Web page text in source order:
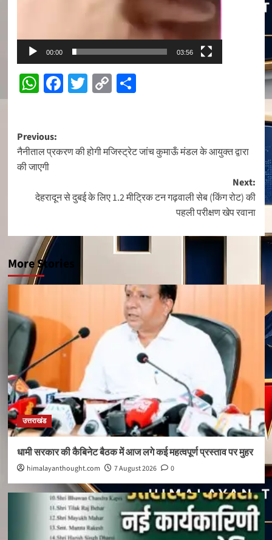
00:00 03:56
WhatsApp
Facebook
Twitter
CopyShare
Post
navigation
Previous:
नैनीताल प्रकरण की होगी मजिस्ट्रेट जांच कुमाऊँ मंडल के आयुक्त द्वारा
की जाएगी
Next:
देहरादून से दुबई के लिए 1.2 मीट्रिक टन गढ़वाली सेब (किंग रोट) की
पहली परीक्षण खेप रवाना
More Stories
उत्तराखंड
धामी सरकार की कैबिनेट बैठक में आज लगे कई महत्वपूर्ण प्रस्ताव पर मुहर
himalayanthought.com 7 August 2026 0